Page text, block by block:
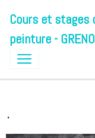
Cours et stages
peinture -
.